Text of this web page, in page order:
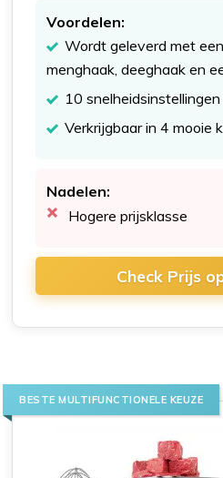
Voordelen:
Wordt geleverd met
menghaak, deeghaak en
10 snelheidsinstellingen
Verkrijgbaar in 4 mooie
Nadelen:
Hogere prijsklasse
Check Prijs
BESTE MULTIFUNCTIONELE KEUZE